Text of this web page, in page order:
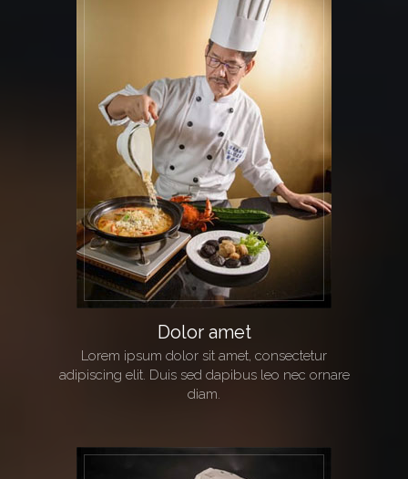
Dolor amet
Lorem ipsum dolor sit amet, consectetur
adipiscing elit. Duis sed dapibus leo nec ornare
diam.